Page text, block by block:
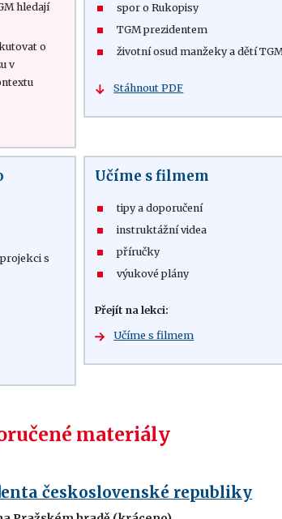
hledají
o
v
spor o Rukopisy
TGM prezidentem
životní osud manžeky a dětí
Stáhnout PDF
s
Učíme s filmem
tipy a doporučení
instruktážní videa
příručky
výukové plány
Přejít na lekci:
Učíme s filmem
materiály
československé republiky